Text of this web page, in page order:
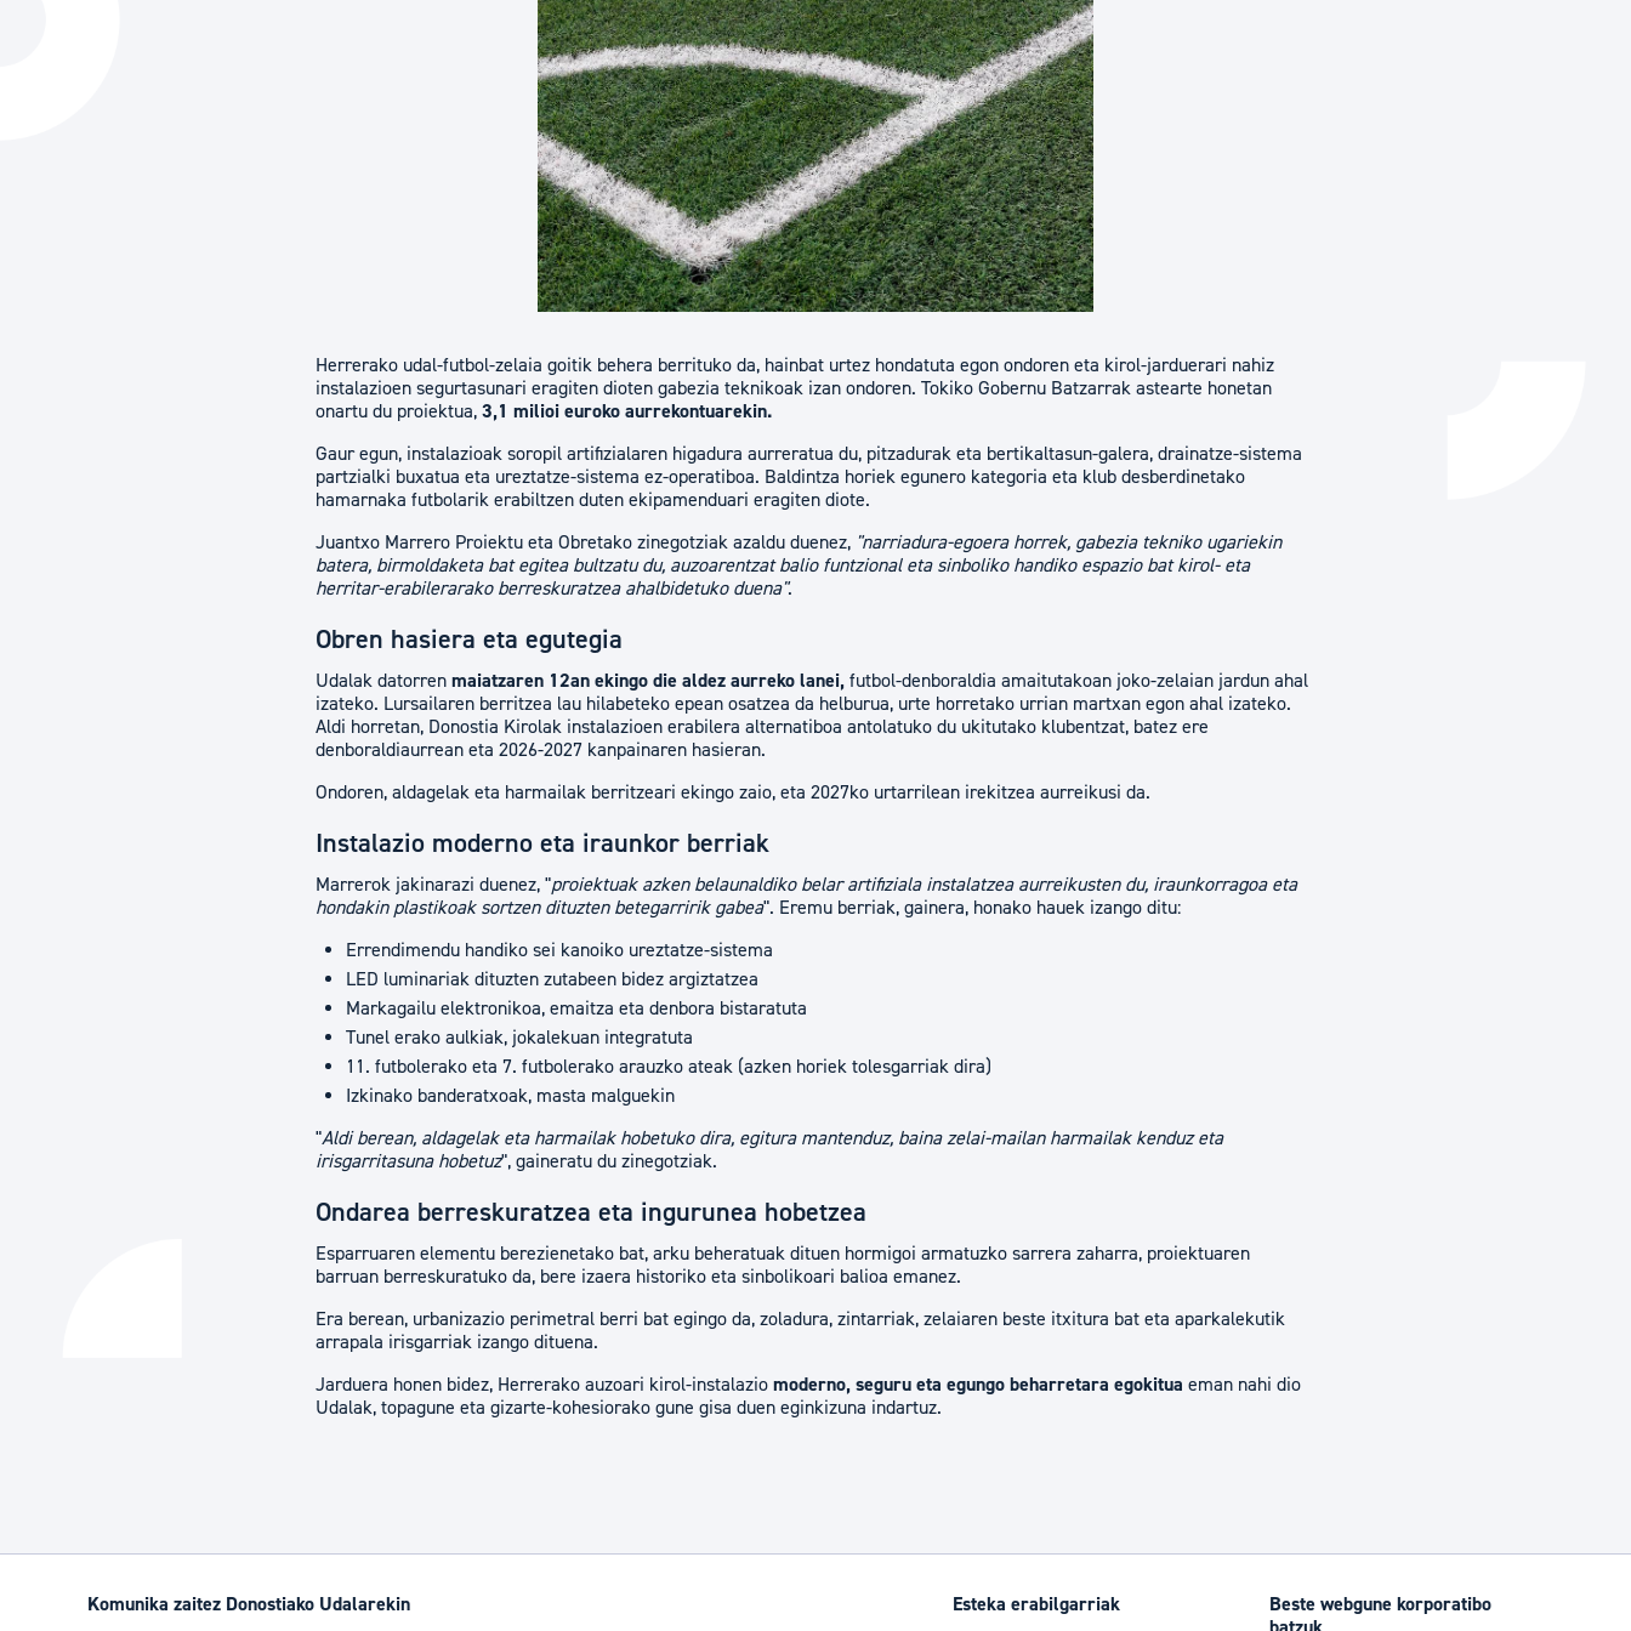
Aktualitatea
Kultur agenda
Udal administrazioa
Iragarki ofizialen taula
Egutegi fiskala
Gardentasun ataria
Herrerako udal-futbol-zelaia goitik behera berrituko da, hainbat urtez hondatuta egon ondoren eta kirol-jarduerari nahiz
instalazioen segurtasunari eragiten dioten gabezia teknikoak izan ondoren. Tokiko Gobernu Batzarrak astearte honetan
onartu du proiektua,3,1 milioi euroko aurrekontuarekin.
Gaur egun, instalazioak soropil artifizialaren higadura aurreratua du, pitzadurak eta bertikaltasun-galera, drainatze-sistema
partzialki buxatua eta ureztatze-sistema ez-operatiboa. Baldintza horiek egunero kategoria eta klub desberdinetako
hamarnaka futbolarik erabiltzen duten ekipamenduari eragiten diote.
Juantxo Marrero Proiektu eta Obretako zinegotziak azaldu duenez, "narriadura-egoera horrek, gabezia tekniko ugariekin
batera, birmoldaketa bat egitea bultzatu du, auzoarentzat balio funtzional eta sinboliko handiko espazio bat kirol- eta
herritar-erabilerarako berreskuratzea ahalbidetuko duena".
Obren hasiera eta egutegia
Udalak datorrenmaiatzaren 12an ekingo die aldez aurreko lanei, futbol-denboraldia amaitutakoan joko-zelaian jardun ahal
izateko. Lursailaren berritzea lau hilabeteko epean osatzea da helburua, urte horretako urrian martxan egon ahal izateko.
Aldi horretan, Donostia Kirolak instalazioen erabilera alternatiboa antolatuko du ukitutako klubentzat, batez ere
denboraldiaurrean eta 2026-2027 kanpainaren hasieran.
Ondoren, aldagelak eta harmailak berritzeari ekingo zaio, eta 2027ko urtarrilean irekitzea aurreikusi da.
Instalazio moderno eta iraunkor berriak
Marrerok jakinarazi duenez, "proiektuak azken belaunaldiko belar artifiziala instalatzea aurreikusten du, iraunkorragoa eta
hondakin plastikoak sortzen dituzten betegarririk gabea". Eremu berriak, gainera, honako hauek izango ditu:
Errendimendu handiko sei kanoiko ureztatze-sistema
LED luminariak dituzten zutabeen bidez argiztatzea
Markagailu elektronikoa, emaitza eta denbora bistaratuta
Tunel erako aulkiak, jokalekuan integratuta
11. futbolerako eta 7. futbolerako arauzko ateak (azken horiek tolesgarriak dira)
Izkinako banderatxoak, masta malguekin
"Aldi berean, aldagelak eta harmailak hobetuko dira, egitura mantenduz, baina zelai-mailan harmailak kenduz eta
irisgarritasuna hobetuz", gaineratu du zinegotziak.
Ondarea berreskuratzea eta ingurunea hobetzea
Esparruaren elementu berezienetako bat, arku beheratuak dituen hormigoi armatuzko sarrera zaharra, proiektuaren
barruan berreskuratuko da, bere izaera historiko eta sinbolikoari balioa emanez.
Era berean, urbanizazio perimetral berri bat egingo da, zoladura, zintarriak, zelaiaren beste itxitura bat eta aparkalekutik
arrapala irisgarriak izango dituena.
Jarduera honen bidez, Herrerako auzoari kirol-instalaziomoderno, seguru eta egungo beharretara egokituaeman nahi dio
Udalak, topagune eta gizarte-kohesiorako gune gisa duen eginkizuna indartuz.
Komunika zaitez Donostiako Udalarekin Esteka erabilgarriak
Beste webgune korporatibo